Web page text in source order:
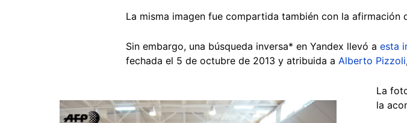
La misma imagen fue compartida también con la
Sin embargo, una búsqueda inversa* en Yandex llevó a esta
fechada el 5 de octubre de 2013 y atribuida a Alberto Pizzoli
Image
La
la